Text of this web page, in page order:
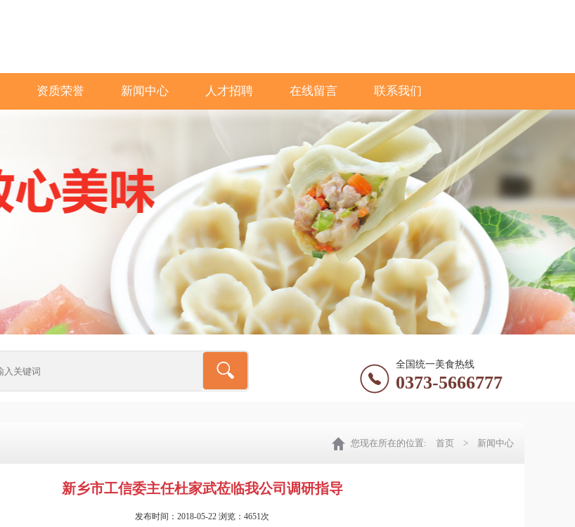
资质荣誉 新闻中心 人才招聘 在线留言 联系我们
全国统一美食热线
0373-5666777
您现在所在的位置: 首页 > 新闻中心
新乡市工信委主任杜家武莅临我公司调研指导
发布时间：2018-05-22 浏览：4651次